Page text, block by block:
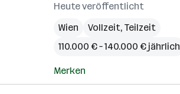
Heute veröffentlicht
Wien
Vollzeit, Teilzeit
110.000 € – 140.000 € jährlich
Merken